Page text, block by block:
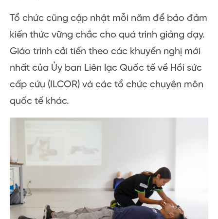
Tổ chức cũng cập nhật mỗi năm để bảo đảm
kiến thức vững chắc cho quá trình giảng dạy.
Giáo trình cải tiến theo các khuyến nghị mới
nhất của Ủy ban Liên lạc Quốc tế về Hồi sức
cấp cứu (ILCOR) và các tổ chức chuyên môn
quốc tế khác.